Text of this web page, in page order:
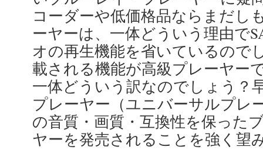
コーダーや低価格品ならまだし
ーヤーは、一体どういう理由で
オの再生機能を省いているので
載される機能が高級プレーヤー
一体どういう訳なのでしょう？
プレーヤー（ユニバーサルプレ
の音質・画質・互換性を保った
ヤーを発売されることを強く望